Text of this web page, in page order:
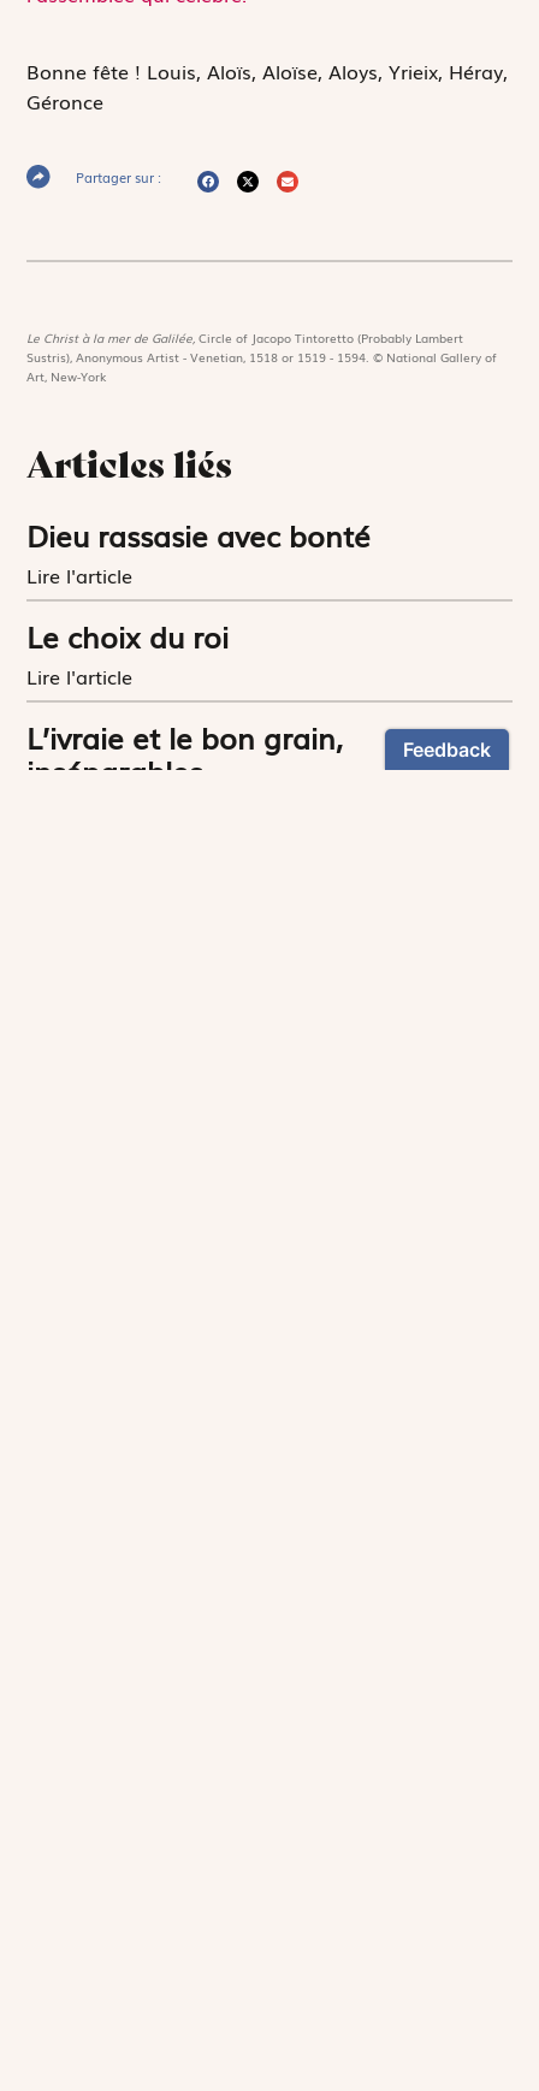
Bonne fête ! Louis, Aloïs, Aloïse, Aloys, Yrieix, Héray,
Géronce
Partager sur :
Le Christ à la mer de Galilée,Circle of Jacopo Tintoretto (Probably Lambert
Sustris), Anonymous Artist - Venetian, 1518 or 1519 - 1594. © National Gallery of
Art, New-York
Articles liés
Dieu rassasie avec bonté
Lire l'article
Le choix du roi
Lire l'article
L’ivraie et le bon grain,
inséparables